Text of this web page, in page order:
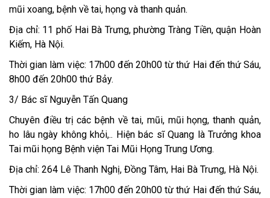
mũi xoang, bệnh về tai, họng và thanh quản.
Địa chỉ: 11 phố Hai Bà Trưng, phường Tràng Tiền, quận Hoàn
Kiếm, Hà Nội.
Thời gian làm việc: 17h00 đến 20h00 từ thứ Hai đến thứ Sáu,
8h00 đến 20h00 thứ Bảy.
3/ Bác sĩ Nguyễn Tấn Quang
Chuyên điều trị các bệnh về tai, mũi, mũi họng, thanh quản,
ho lâu ngày không khỏi,.. Hiện bác sĩ Quang là Trưởng khoa
Tai mũi họng Bệnh viện Tai Mũi Họng Trung Ương.
Địa chỉ: 264 Lê Thanh Nghị, Đồng Tâm, Hai Bà Trưng, Hà Nội.
Thời gian làm việc: 17h00 đến 20h00 từ thứ Hai đến thứ Sáu,